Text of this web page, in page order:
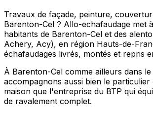
Travaux de façade, peinture,
Barenton-Cel ? Allo-echafaudage met
habitants de Barenton-Cel et des
Achery, Acy), en région Hauts-de-
échafaudages livrés, montés et repris
À Barenton-Cel comme ailleurs dans
accompagnons aussi bien le particulier
maison que l'entreprise du BTP qui
de ravalement complet.